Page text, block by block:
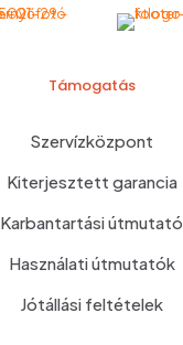
Támogatás
Szervízközpont
Kiterjesztett garancia
Karbantartási útmutató
Használati útmutatók
Jótállási feltételek